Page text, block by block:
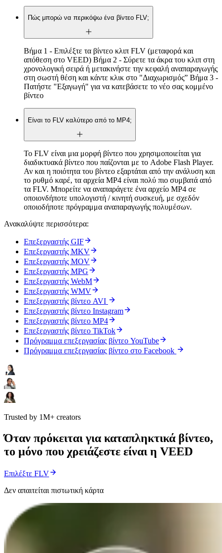
Πώς μπορώ να περικόψω ένα βίντεο FLV;
Βήμα 1 - Επιλέξτε τα βίντεο κλιπ FLV (μεταφορά και
απόθεση στο VEED) Βήμα 2 - Σύρετε τα άκρα του κλιπ στη
χρονολογική σειρά ή μετακινήστε την κεφαλή αναπαραγωγής
στη σωστή θέση και κάντε κλικ στο "Διαχωρισμός” Βήμα 3 -
Πατήστε "Εξαγωγή" για να κατεβάσετε το νέο σας κομμένο
βίντεο
Είναι το FLV καλύτερο από το MP4;
Το FLV είναι μια μορφή βίντεο που χρησιμοποιείται για
διαδικτυακά βίντεο που παίζονται με το Adobe Flash Player.
Αν και η ποιότητα του βίντεο εξαρτάται από την ανάλυση και
το ρυθμό καρέ, τα αρχεία MP4 είναι πολύ πιο συμβατά από
τα FLV. Μπορείτε να αναπαράγετε ένα αρχείο MP4 σε
οποιονδήποτε υπολογιστή / κινητή συσκευή, με σχεδόν
οποιοδήποτε πρόγραμμα αναπαραγωγής πολυμέσων.
Ανακαλύψτε περισσότερα:
Επεξεργαστής GIF
Επεξεργαστής MKV
Επεξεργαστής MOV
Επεξεργαστής MPG
Επεξεργαστής WebM
Επεξεργαστής WMV
Επεξεργαστής βίντεο AVI
Επεξεργαστής βίντεο Instagram
Επεξεργαστής βίντεο MP4
Επεξεργαστής βίντεο TikTok
Πρόγραμμα επεξεργασίας βίντεο YouTube
Πρόγραμμα επεξεργασίας βίντεο στο Facebook
Trusted by 1M+ creators
Όταν πρόκειται για καταπληκτικά βίντεο,
το μόνο που χρειάζεστε είναι η VEED
Επιλέξτε FLV
Δεν απαιτείται πιστωτική κάρτα